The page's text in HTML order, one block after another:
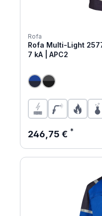
Rofa
Rofa Multi-Light
7 kA | APC2
Regulärer Preis:
246,75 €